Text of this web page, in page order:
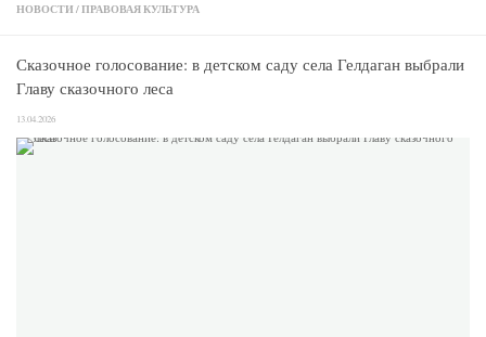
НОВОСТИ /ПРАВОВАЯ КУЛЬТУРА
Сказочное голосование: в детском саду села Гелдаган выбрали
Главу сказочного леса
13.04.2026